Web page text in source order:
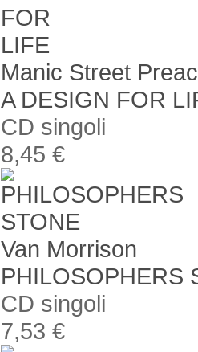
Manic Street
A DESIGN FOR
CD singoli
8,45 €
Van Morrison
PHILOSOPHERS
CD singoli
7,53 €